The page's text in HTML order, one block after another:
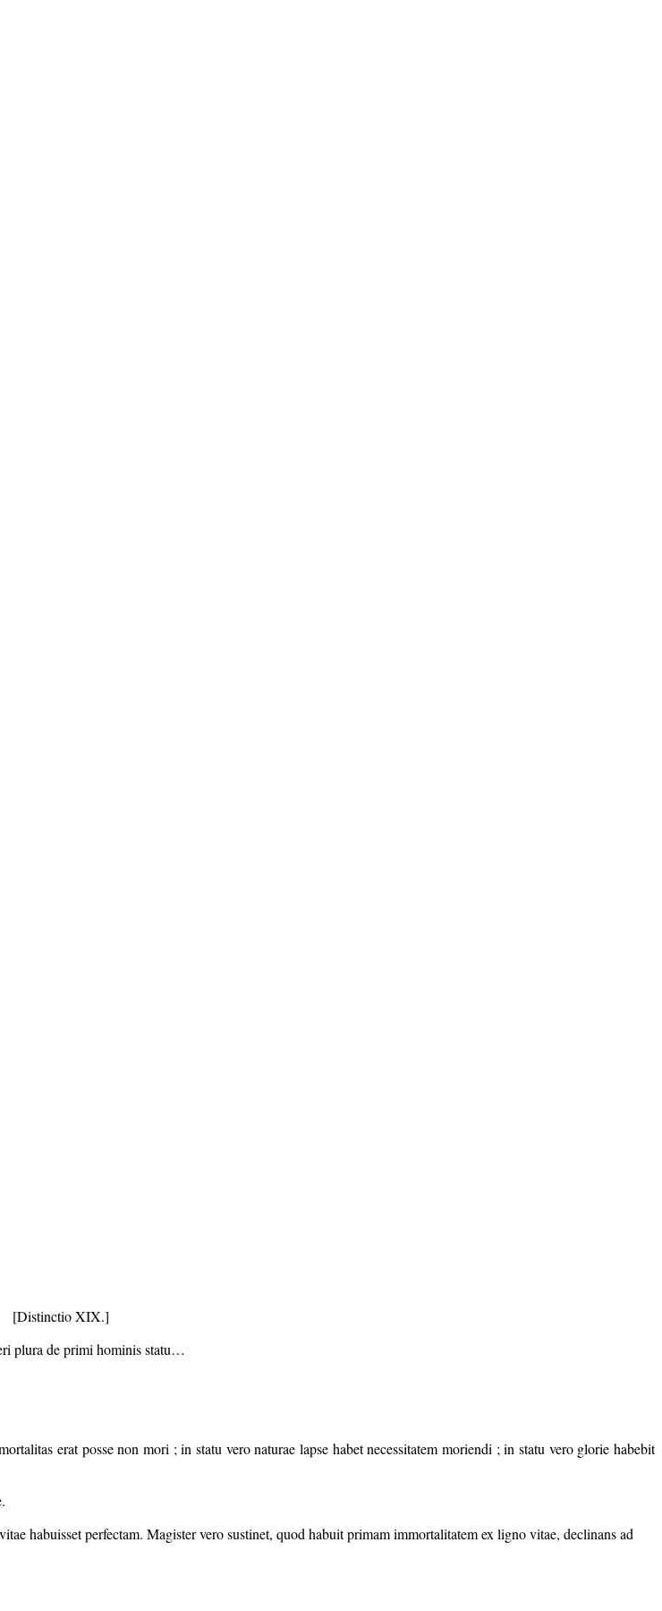
[Distinctio XIX.]
plura de primi hominis statu…
erat posse non mori ; in statu vero naturae lapse habet necessitatem moriendi ; in statu vero glorie habebit
habuisset perfectam. Magister vero sustinet, quod habuit primam immortalitatem ex ligno vitae, declinans ad